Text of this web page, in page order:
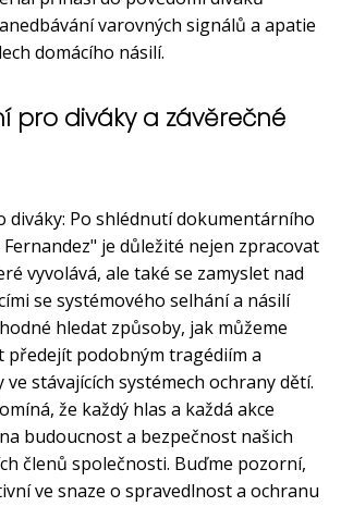
varovných signálů a apatie
domácího násilí.
pro diváky a závěrečné
diváky: Po shlédnutí dokumentárního
je důležité nejen zpracovat
vyvolává, ale také se zamyslet nad
se systémového selhání a násilí
hledat způsoby, jak můžeme
předejít podobným tragédiím a
stávajících systémech ochrany dětí.
že každý hlas a každá akce
budoucnost a bezpečnost našich
členů společnosti. Buďme pozorní,
ve snaze o spravedlnost a ochranu